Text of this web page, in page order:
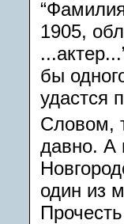
1905,
бы
удастся
Словом,
давно. А
один из